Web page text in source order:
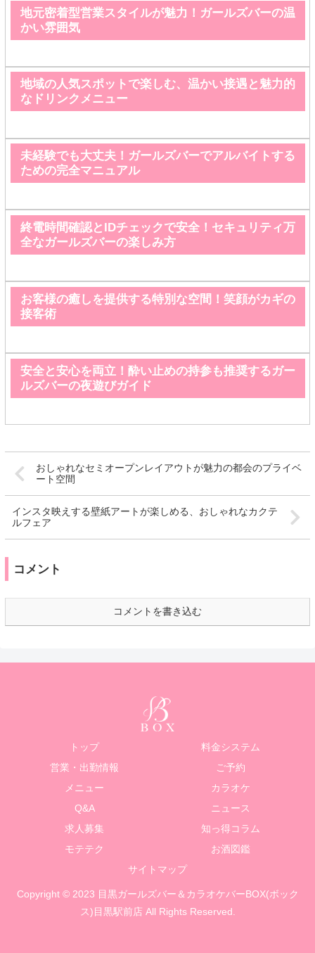
地元密着型営業スタイルが魅力！ガールズバーの温
かい雰囲気
地域の人気スポットで楽しむ、温かい接遇と魅力的
なドリンクメニュー
未経験でも大丈夫！ガールズバーでアルバイトする
ための完全マニュアル
終電時間確認とIDチェックで安全！セキュリティ万
全なガールズバーの楽しみ方
お客様の癒しを提供する特別な空間！笑顔がカギの
接客術
安全と安心を両立！酔い止めの持参も推奨するガー
ルズバーの夜遊びガイド
おしゃれなセミオープンレイアウトが魅力の都会のプライベ
ート空間
インスタ映えする壁紙アートが楽しめる、おしゃれなカクテ
ルフェア
コメント
コメントを書き込む
トップ
料金システム
営業・出勤情報
ご予約
メニュー
カラオケ
Q&A
ニュース
求人募集
知っ得コラム
モテテク
お酒図鑑
サイトマップ
Copyright © 2023 目黒ガールズバー＆カラオケバーBOX(ボック
ス)目黒駅前店 All Rights Reserved.